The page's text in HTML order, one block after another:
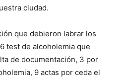
ciudad.
que debieron labrar los
test de alcoholemia que
de documentación, 3 por
9 actas por ceda el